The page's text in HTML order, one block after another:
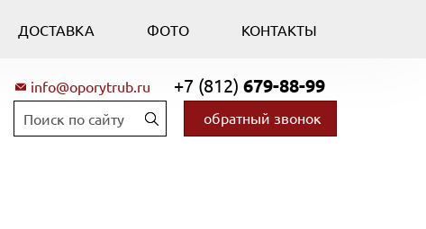
ДОСТАВКА ФОТО КОНТАКТЫ
info@oporytrub.ru +7 (812) 679-88-99
обратный звонок